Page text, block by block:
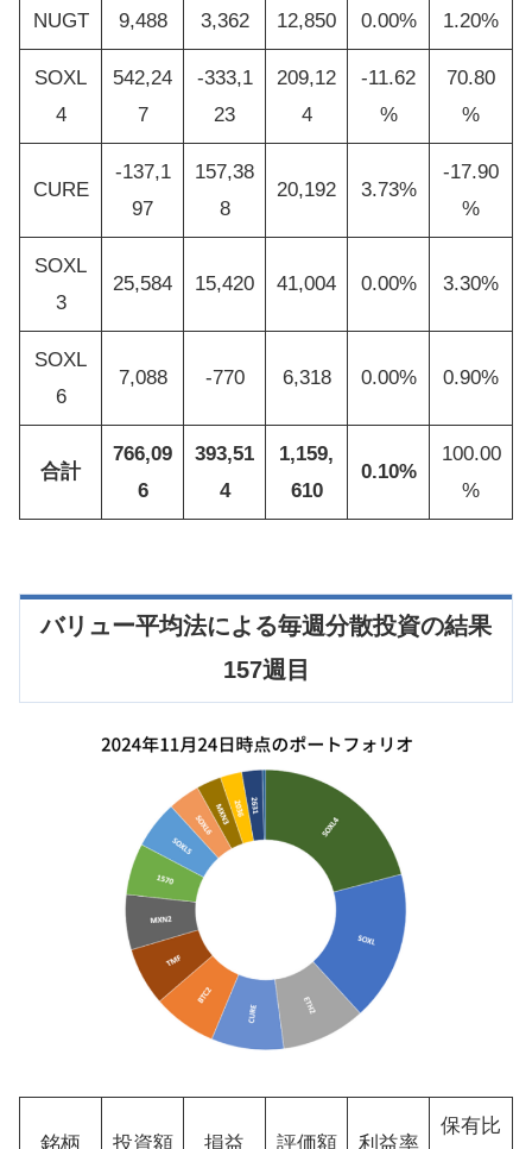
NUGT 9,488 3,362 12,850 0.00% 1.20%
SOXL
4
542,24
7
-333,1
23
209,12
4
-11.62
%
70.80
%
CURE
-137,1
97
157,38
8
20,192 3.73%
-17.90
%
SOXL
3
25,584 15,420 41,004 0.00% 3.30%
SOXL
6
7,088 -770 6,318 0.00% 0.90%
合計
766,09
6
393,51
4
1,159,
610
0.10%
100.00
%
バリュー平均法による毎週分散投資の結果
157週目
銘柄 投資額 損益 評価額 利益率
保有比